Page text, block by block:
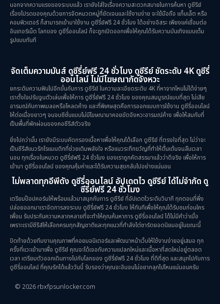
Psychological จิตวิทยา (28)
Revenge
Romance โรแมนติก
Sci-Fi วิทยาศาสตร์ (5)
Science (1)
Social Issues สังคม (25)
Spy (3)
Supernatural เหนือธรรมชาติ (49)
survival เอาตัวรอด (23)
Thriller ระทึกขวัญ (84)
Uncategorized (1)
War สงคราม
นอกจากความแรงของระบบแล้ว เรายังใส่ใจเรื่องความสะดวกสบายในการค้นหา ดูซีรีย์
เรื่องโปรดของคุณด้วยการจัดหมวดหมู่ที่ชัดเจนและใช้งานง่าย จะใช้มือถือ แท็บเล็ต หรือ
คอมพิวเตอร์ ก็สามารถเข้ามาใช้งาน ดูซีรี่ย์ฟรี 24 ชั่วโมง ได้อย่างอิสระ เพียงแค่เชื่อมต่อ
อินเทอร์เน็ต โลกของ ดูซีรี่ออนไลน์ ก็จะถูกเปิดออกเพื่อให้คุณได้รับความบันเทิงแบบเต็ม
รูปแบบทันที
จัดเต็มความมันส์ ดูซีรี่ย์ฟรี 24 ชั่วโมง ดูซีรีย์ ชัดระดับ 4K ดูซีรี่
ออนไลน์ ไม่มีโฆษณากัดจังหวะ
ยกระดับความฟินไปอีกขั้นกับการ ดูซีรีย์ ในความละเอียดระดับ 4K ที่หาจากไหนไม่ได้ง่ายๆ
เราตั้งใจปรับจูนตัวเล่นเพื่อให้การ ดูซีรี่ย์ฟรี 24 ชั่วโมง ของคุณสมบูรณ์แบบที่สุด ไม่เสีย
อารมณ์กับภาพเบลอหรือโหลดค้าง และที่พิเศษสุดคือการออกแบบการใช้งาน ดูซีรี่ออนไลน์
ให้ต่อเนื่องยาวๆ จนจบซีซั่นแบบไม่มีโฆษณามาคอยขัดจังหวะอารมณ์ค้าง เพื่อให้สมกับที่
เป็นพื้นที่พักผ่อนของคอซีรีส์ตัวจริง
ยิ่งไปกว่านั้น เรายังมีระบบคัดกรองเนื้อหาเพื่อให้คุณได้เลือก ดูซีรีย์ ที่ตรงใจที่สุด ไม่ว่าจะ
เป็นซีรีส์แนวรักโรแมนติกที่ช่วยเติมพลังใจ หรือแนวระทึกขวัญที่ทำให้ตื่นเต้นจนลืมเวลา
นอน ทุกเรื่องในหมวด ดูซีรี่ย์ฟรี 24 ชั่วโมง ของเราถูกคัดสรรมาแล้วว่าดีจริง เพื่อให้การ
เข้ามา ดูซีรี่ออนไลน์ ของคุณคุ้มค่าและได้รับความสุขกลับไปอย่างแน่นอน
ไม่พลาดทุกอีพีดัง ดูซีรี่ออนไลน์ อัปเดตไว ดูซีรีย์ ได้ไม่จำกัด ดู
ซีรี่ย์ฟรี 24 ชั่วโมง
เตรียมป๊อปคอร์นให้พร้อมแล้วมาสนุกกับการ ดูซีรีย์ ที่อัปเดตไวระดับวินาที ทุกตอนที่พึ่ง
ปล่อยออกมาเราจัดการลงระบบ ดูซีรี่ย์ฟรี 24 ชั่วโมง ให้ทันทีเพื่อให้คุณได้รับชมก่อนใคร
เพื่อน รับประกันความหลากหลายที่จะทำให้คุณค้นหาการ ดูซีรี่ออนไลน์ ได้ไม่มีคำว่าเบื่อ
เพราะเรามีซีรีส์ให้เลือกครบทุกสัญชาติและทุกแนวที่กำลังไต่ชาร์ตยอดนิยมอยู่ในขณะนี้
ปิดท้ายด้วยทีมงานคุณภาพที่คอยมอนิเตอร์และพัฒนาหน้าเว็บให้ใช้งานง่ายอยู่เสมอ ทุก
ครั้งที่แวะเข้ามาเพื่อ ดูซีรีย์ คุณจะได้เจอกับความแปลกใหม่และเนื้อหาที่สดใหม่อยู่ตลอด
เวลา เตรียมตัวออกเดินทางไปกับโลกของ ดูซีรี่ย์ฟรี 24 ชั่วโมง ที่ดีที่สุด และสนุกไปกับการ
ดูซีรี่ออนไลน์ ที่คุณรักได้แล้ววันนี้ รับรองว่าคุณจะอินจนไม่อยากลุกไปไหนแน่นอนครับ
© 2026 rbxfpsunlocker.com